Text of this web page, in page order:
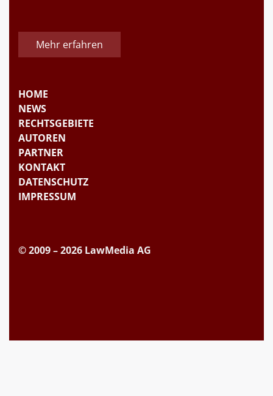
Mehr erfahren
HOME
NEWS
RECHTSGEBIETE
AUTOREN
PARTNER
KONTAKT
DATENSCHUTZ
IMPRESSUM
© 2009 – 2026 LawMedia AG